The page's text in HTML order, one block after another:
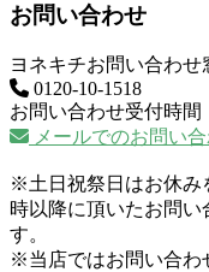
お問い合わせ
ヨネキチお問い合わせ
0120-10-1518
お問い合わせ受付時間
メールでのお問い
※土日祝祭日はお休み
時以降に頂いたお問い
す。
※当店ではお問い合わ